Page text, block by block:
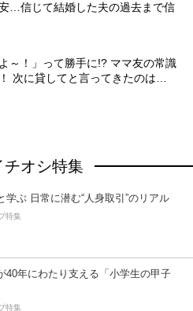
…信じて結婚した夫の過去まで信
～！」って勝手に!? ママ友の常識
次に貸してと言ってきたのは…
チオシ特集
学ぶ 日常に潜む“人身取引”のリアル
特集
40年にわたり支える「小学生の甲子
特集